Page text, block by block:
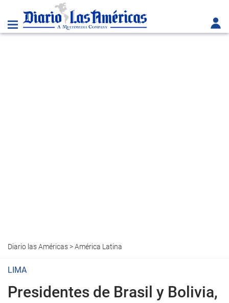
Diario las Américas>América Latina
LIMA
Presidentes de Brasil y Bolivia,